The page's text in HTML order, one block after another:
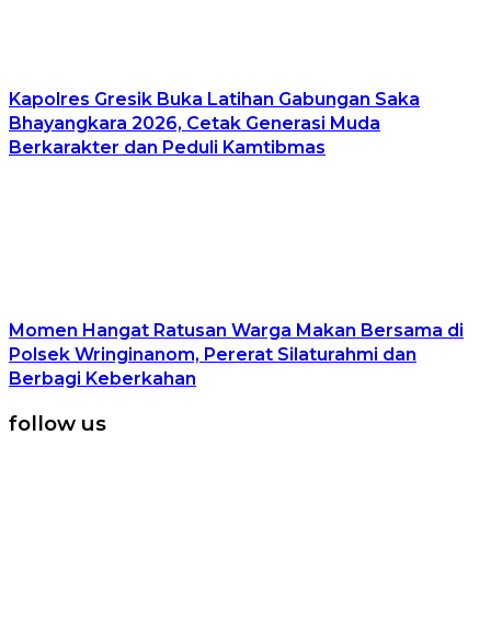
Kapolres Gresik Buka Latihan Gabungan Saka
Bhayangkara 2026, Cetak Generasi Muda
Berkarakter dan Peduli Kamtibmas
Momen Hangat Ratusan Warga Makan Bersama di
Polsek Wringinanom, Pererat Silaturahmi dan
Berbagi Keberkahan
follow us